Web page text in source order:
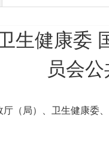
生健康委
员会
（局）、卫生健康委